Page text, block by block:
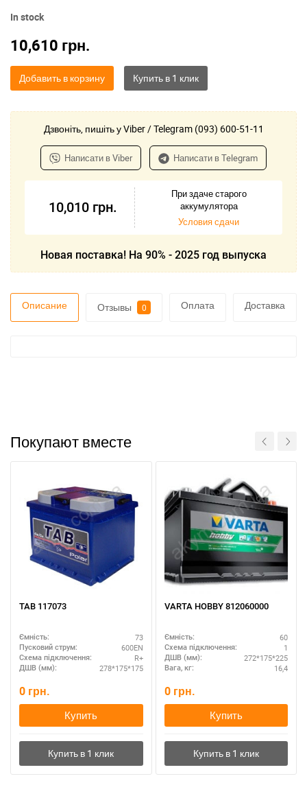
In stock
10,610 грн.
Добавить в корзину
Дзвоніть, пишіть у Viber / Telegram (093) 600-51-11
Написати в Viber Написати в Telegram
10,010 грн.
При здаче старого
аккумулятора
Условия сдачи
Новая поставка! На 90% - 2025 год выпуска
Описание Отзывы 0 Оплата Доставка
Покупают вместе
TAB 117073
Ємність: 73
Пусковий струм: 600EN
Схема підключення: R+
ДШВ (мм): 278*175*175
0 грн.
Купить
VARTA HOBBY 812060000
Ємність: 60
Схема підключення: 1
ДШВ (мм): 272*175*225
Вага, кг: 16,4
0 грн.
Купить